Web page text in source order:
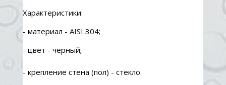
Характеристики:
- материал - AISI 304;
- цвет - черный;
- крепление стена (пол) - стекло.